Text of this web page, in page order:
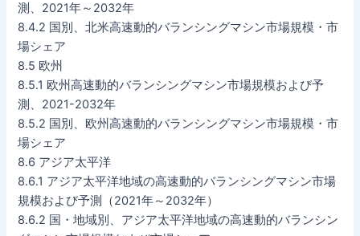
測、2021年～2032年
8.4.2 国別、北米高速動的バランシングマシン市場規模・市
場シェア
8.5 欧州
8.5.1 欧州高速動的バランシングマシン市場規模および予
測、2021-2032年
8.5.2 国別、欧州高速動的バランシングマシン市場規模・市
場シェア
8.6 アジア太平洋
8.6.1 アジア太平洋地域の高速動的バランシングマシン市場
規模および予測（2021年～2032年）
8.6.2 国・地域別、アジア太平洋地域の高速動的バランシン